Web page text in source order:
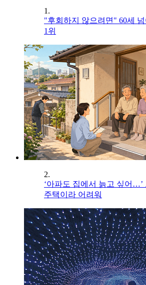
1.
"후회하지 않으려면" 60세
1위
2.
‘아파도 집에서 늙고 싶어…’
주택이라 어려워